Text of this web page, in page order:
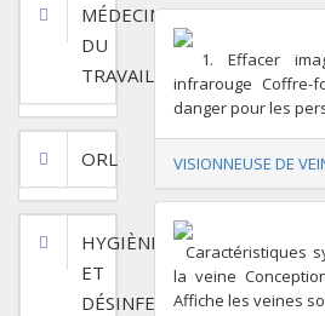
MÉDECINE
DU
TRAVAIL
ORL
HYGIÈNE
ET
DÉSINFECTION
1. Effacer
infrarouge Coffre-
danger pour les
VISIONNEUSE DE
Caractéristiques
la veine
Affiche les veines